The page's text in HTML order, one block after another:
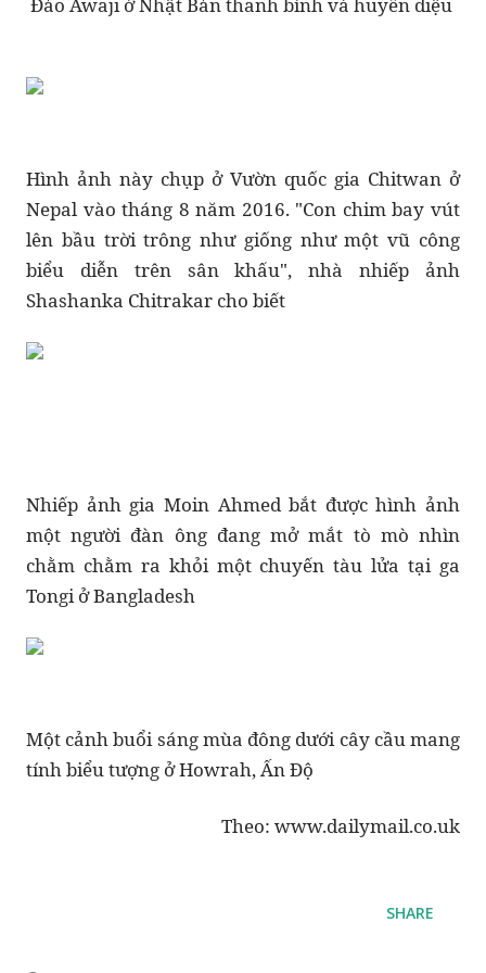
Hình ảnh này chụp ở Vườn quốc gia Chitwan ở
Nepal vào tháng 8 năm 2016. "Con chim bay vút
lên bầu trời trông như giống như một vũ công
biểu diễn trên sân khấu", nhà nhiếp ảnh
Shashanka Chitrakar cho biết
Nhiếp ảnh gia Moin Ahmed bắt được hình ảnh
một người đàn ông đang mở mắt tò mò nhìn
chằm chằm ra khỏi một chuyến tàu lửa tại ga
Tongi ở Bangladesh
Một cảnh buổi sáng mùa đông dưới cây cầu mang
tính biểu tượng ở Howrah, Ấn Độ
Theo: www.dailymail.co.uk
SHARE